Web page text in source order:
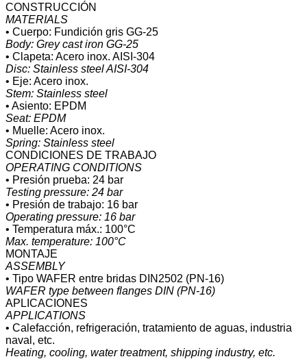
CONSTRUCCIÓN
MATERIALS
• Cuerpo: Fundición gris GG-25
Body: Grey cast iron GG-25
• Clapeta: Acero inox. AISI-304
Disc: Stainless steel AISI-304
• Eje: Acero inox.
Stem: Stainless steel
• Asiento: EPDM
Seat: EPDM
• Muelle: Acero inox.
Spring: Stainless steel
CONDICIONES DE TRABAJO
OPERATING CONDITIONS
• Presión prueba: 24 bar
Testing pressure: 24 bar
• Presión de trabajo: 16 bar
Operating pressure: 16 bar
• Temperatura máx.: 100°C
Max. temperature: 100°C
MONTAJE
ASSEMBLY
• Tipo WAFER entre bridas DIN2502 (PN-16)
WAFER type between flanges DIN (PN-16)
APLICACIONES
APPLICATIONS
• Calefacción, refrigeración, tratamiento de aguas, industria
naval, etc.
Heating, cooling, water treatment, shipping industry, etc.